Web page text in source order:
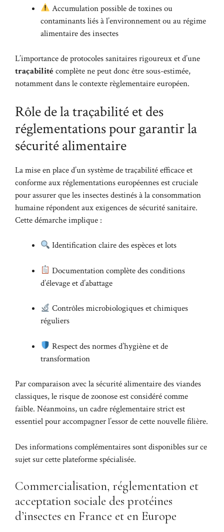
Accumulation possible de toxines ou
contaminants liés à l’environnement ou au régime
alimentaire des insectes
L’importance de protocoles sanitaires rigoureux et d’une
traçabilitécomplète ne peut donc être sous-estimée,
notamment dans le contexte règlementaire européen.
Rôle de la traçabilité et des
réglementations pour garantir la
sécurité alimentaire
La mise en place d’un système de traçabilité efficace et
conforme aux réglementations européennes est cruciale
pour assurer que les insectes destinés à la consommation
humaine répondent aux exigences de sécurité sanitaire.
Cette démarche implique :
Identification claire des espèces et lots
Documentation complète des conditions
d’élevage et d’abattage
Contrôles microbiologiques et chimiques
réguliers
Respect des normes d’hygiène et de
transformation
Par comparaison avec la sécurité alimentaire des viandes
classiques, le risque de zoonose est considéré comme
faible. Néanmoins, un cadre réglementaire strict est
essentiel pour accompagner l’essor de cette nouvelle filière.
Des informations complémentaires sont disponibles sur ce
sujet surcette plateforme spécialisée.
Commercialisation, réglementation et
acceptation sociale des protéines
d’insectes en France et en Europe